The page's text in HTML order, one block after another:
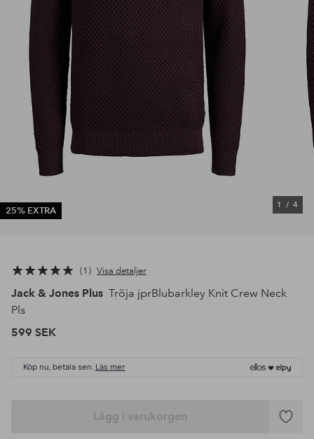
25% EXTRA
1 / 4
1 Visa detaljer
Jack & Jones Plus Tröja jprBlubarkley Knit Crew Neck
Pls
599 SEK
Köp nu, betala sen. Läs mer
Lägg i varukorgen
Lägg